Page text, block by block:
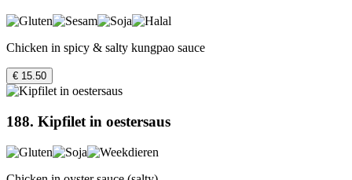
Chicken in spicy & salty kungpao sauce
€ 15.50
188. Kipfilet in oestersaus